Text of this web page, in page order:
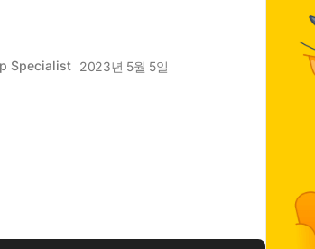
Specialist 2023년 5월 5일